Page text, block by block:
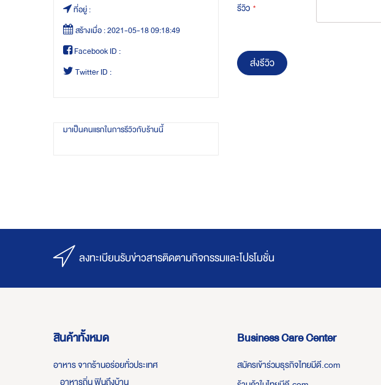
ที่อยู่ :
สร้างเมื่อ :2021-05-18 09:18:49
Facebook ID :
Twitter ID :
มาเป็นคนแรกในการรีวิวกับร้านนี้
รีวิว
ส่งรีวิว
ลงทะเบียนรับข่าวสารติดตามกิจกรรมและโปรโมชั่น
สินค้าทั้งหมด
อาหาร จากร้านอร่อยทั่วประเทศ
อาหารถิ่น ฟินถึงบ้าน
Business Care Center
สมัครเข้าร่วมธุรกิจไทยมีดี.com